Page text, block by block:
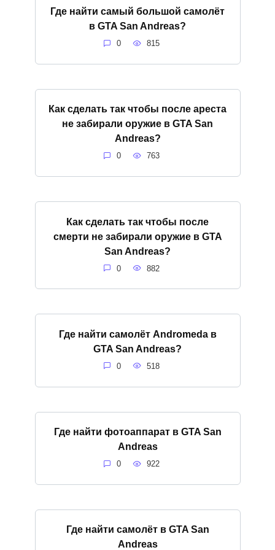
Где найти самый большой самолёт
в GTA San Andreas?
0 815
Как сделать так чтобы после ареста
не забирали оружие в GTA San
Andreas?
0 763
Как сделать так чтобы после
смерти не забирали оружие в GTA
San Andreas?
0 882
Где найти самолёт Andromeda в
GTA San Andreas?
0 518
Где найти фотоаппарат в GTA San
Andreas
0 922
Где найти самолёт в GTA San
Andreas